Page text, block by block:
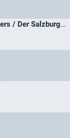
Meiberger – Im Kopf des Täters / Der Salzburg-Krimi